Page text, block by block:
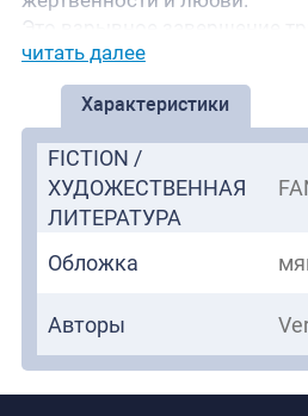
Это взрывное завершение
Вероники Рот «Дивергент»,
увлекательной двойной
тайны антиутопического
читателей в Divergent и
читать далее
Характеристики
FICTION /
ХУДОЖЕСТВЕННАЯ
ЛИТЕРАТУРА
Обложка
Авторы